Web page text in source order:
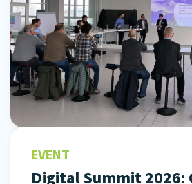
EVENT
Digital Summit 2026: